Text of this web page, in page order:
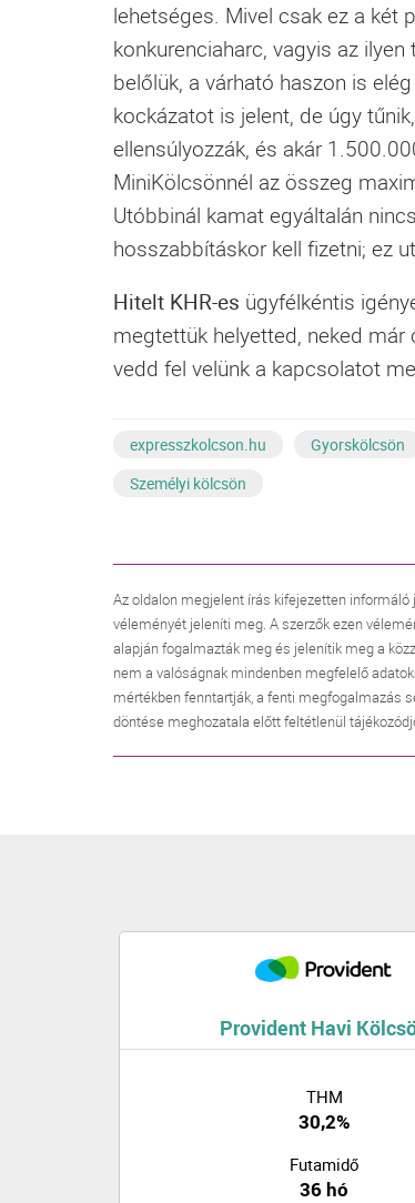
lehetséges. Mivel csak ez a két
konkurenciaharc, vagyis az
belőlük, a várható haszon is
kockázatot is jelent, de úgy
ellensúlyozzák, és akár
MiniKölcsönnél az összeg
Utóbbinál kamat egyáltalán
hosszabbításkor kell fizetni; ez
Hitelt KHR-es ügyfélkéntis
megtettük helyetted, neked
vedd fel velünk a kapcsolatot
expresszkolcson.hu Gyorskölcsön
Személyi kölcsön
Az oldalon megjelent írás kifejezetten
véleményét jeleníti meg. A szerzők ezen
alapján fogalmazták meg és jelenítik meg a
nem a valóságnak mindenben megfelelő
mértékben fenntartják, a fenti megfogalmazás
döntése meghozatala előtt feltétlenül
Provident Havi
THM
30,2%
Futamidő
36 hó